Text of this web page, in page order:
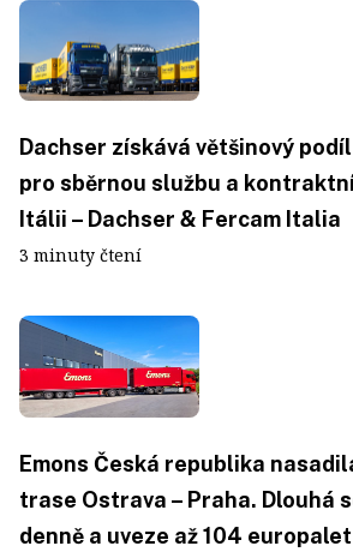
Dachser získává většinový
pro sběrnou službu a
Itálii – Dachser & Fercam Italia
3 minuty čtení
Emons Česká republika
trase Ostrava – Praha. Dlouhá
denně a uveze až 104 europalet